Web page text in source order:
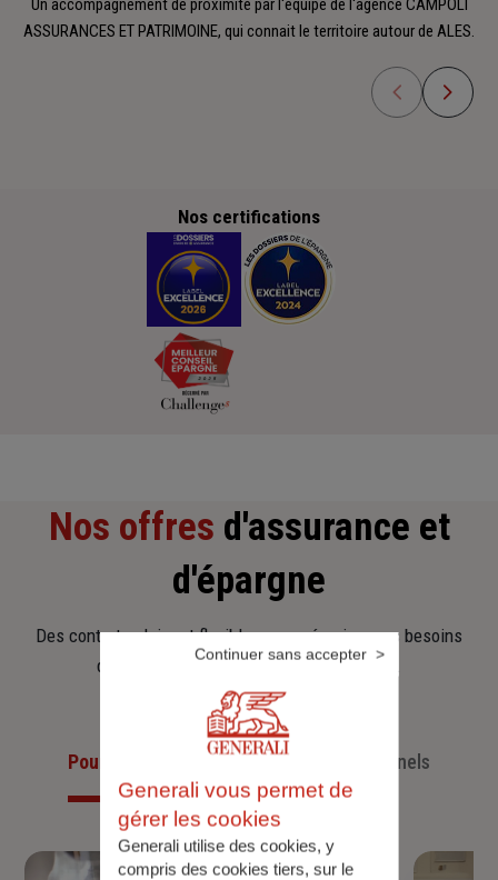
Un accompagnement de proximité par l'équipe de l'agence CAMPOLI
ASSURANCES ET PATRIMOINE, qui connait le territoire autour de ALES.
Nos certifications
Nos offres d'assurance et
d'épargne
Des contrats clairs et flexibles pour sécuriser vos besoins
d’aujourd’hui et anticiper ceux de demain.
Pour les particuliersPour les professionnels
Generali vous permet de
gérer les cookies
Generali utilise des cookies, y
compris des cookies tiers, sur le
Continuer sans accepter